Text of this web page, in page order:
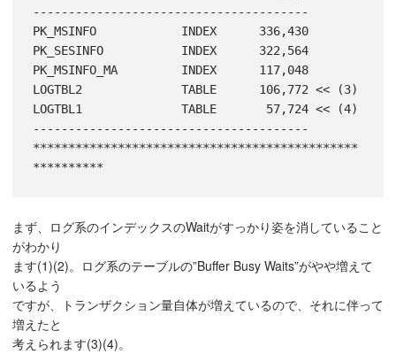
---------------------------------------
PK_MSINFO            INDEX      336,430
PK_SESINFO           INDEX      322,564
PK_MSINFO_MA         INDEX      117,048
LOGTBL2              TABLE      106,772 << (3)
LOGTBL1              TABLE       57,724 << (4)
---------------------------------------
**********************************************
まず、ログ系のインデックスのWaitがすっかり姿を消していること
がわかり
ます(1)(2)。ログ系のテーブルの”Buffer Busy Waits”がやや増えて
いるよう
ですが、トランザクション量自体が増えているので、それに伴って
増えたと
考えられます(3)(4)。